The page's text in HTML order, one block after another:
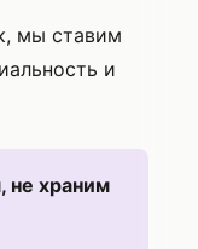
мы ставим
и
храним